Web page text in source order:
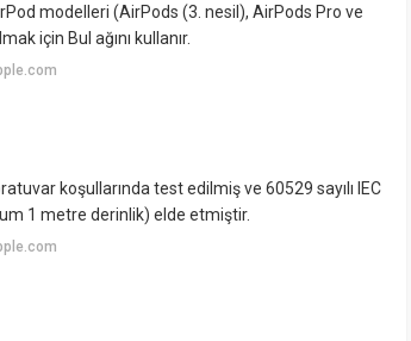
modelleri (AirPods (3. nesil), AirPods Pro ve
için Bul ağını kullanır.
koşullarında test edilmiş ve 60529 sayılı IEC
1 metre derinlik) elde etmiştir.